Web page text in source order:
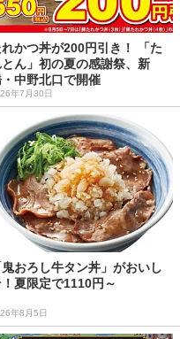
れかつ丼が200円引き！ 「た
ん」初の夏の感謝祭、新
中野北口で開催
年7月30日
鬼おろし牛タン丼」がおいし
！夏限定で1110円～
年8月5日